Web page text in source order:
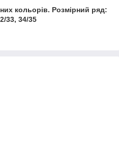
кольорів. Розмірний ряд:
33, 34/35